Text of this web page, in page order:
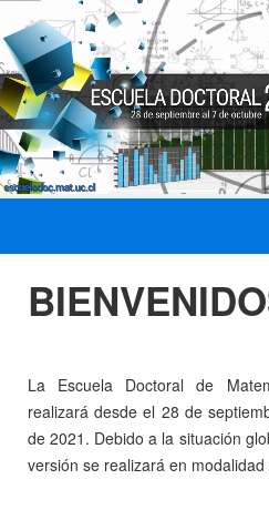
La Escuela Doctoral de
realizará desde el 28 de
de 2021. Debido a la situación
versión se realizará en modalidad